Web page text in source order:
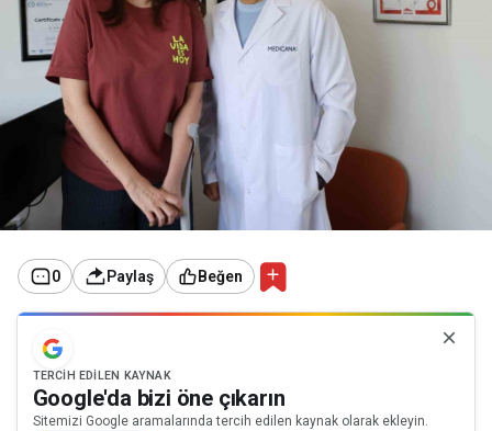
0 Paylaş Beğen
TERCIH EDILEN KAYNAK
Google'da bizi öne çıkarın
Sitemizi Google aramalarında tercih edilen kaynak olarak ekleyin.